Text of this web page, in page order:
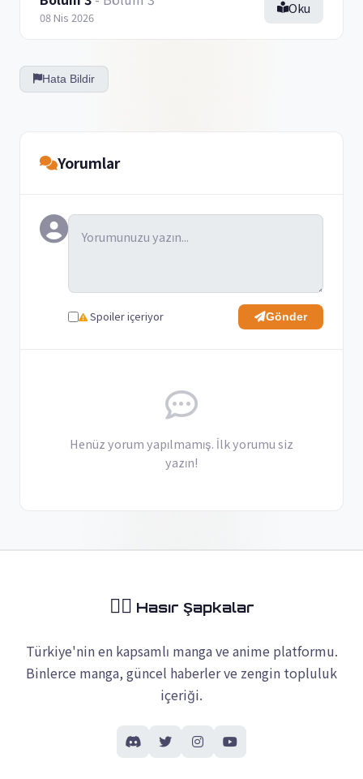
08 Nis 2026
Oku
Hata Bildir
Yorumlar
Spoiler içeriyor Gönder
Henüz yorum yapılmamış. İlk yorumu siz
yazın!
🏴‍☠️ Hasır Şapkalar
Türkiye'nin en kapsamlı manga ve anime platformu.
Binlerce manga, güncel haberler ve zengin topluluk
içeriği.